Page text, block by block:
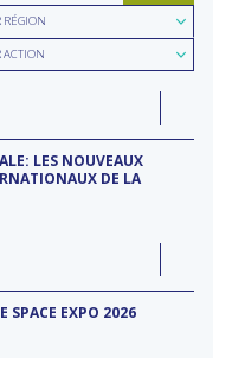
RÉGION
ACTION
LES NOUVEAUX
DE LA
SPACE EXPO 2026